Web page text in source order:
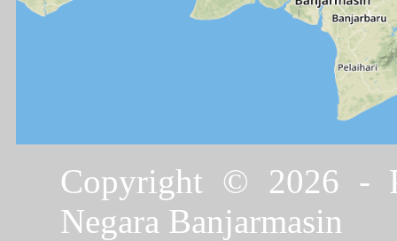
Copyright © 2026 -
Negara Banjarmasin